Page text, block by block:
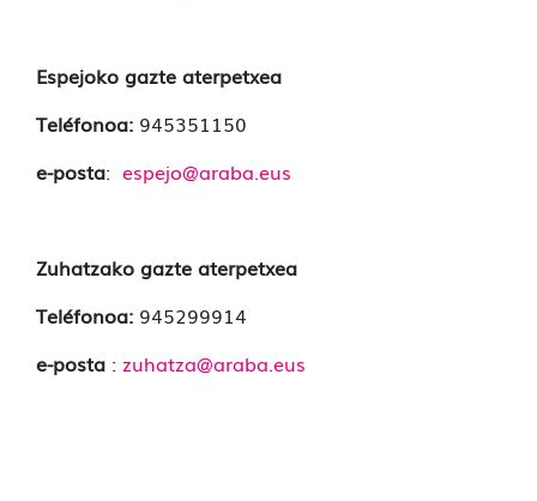
Espejoko gazte aterpetxea
Teléfonoa: 945351150
e-posta: espejo@araba.eus
Zuhatzako gazte aterpetxea
Teléfonoa: 945299914
e-posta : zuhatza@araba.eus